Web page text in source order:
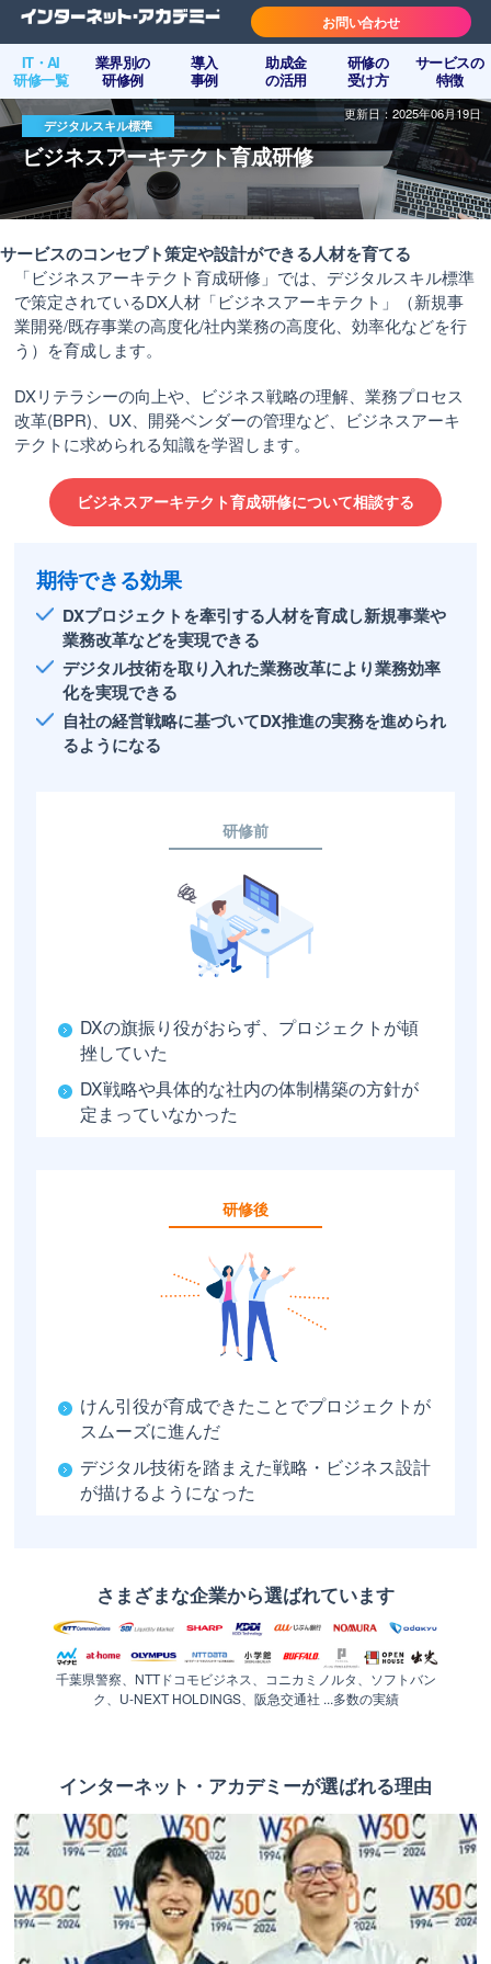
IT・AI
研修一覧
業界別の
研修例
導入
事例
助成金
の活用
研修の
受け方
サービスの
特徴
お問い合わせ
更新日：2025年06月19日
デジタルスキル標準
ビジネスアーキテクト育成研修
サービスのコンセプト策定や設計ができる人材を育てる
「ビジネスアーキテクト育成研修」では、デジタルスキル標準
で策定されているDX人材「ビジネスアーキテクト」（新規事
業開発/既存事業の高度化/社内業務の高度化、効率化などを行
う）を育成します。
DXリテラシーの向上や、ビジネス戦略の理解、業務プロセス
改革(BPR)、UX、開発ベンダーの管理など、ビジネスアーキ
テクトに求められる知識を学習します。
ビジネスアーキテクト育成研修について相談する
期待できる効果
DXプロジェクトを牽引する人材を育成し新規事業や
業務改革などを実現できる
デジタル技術を取り入れた業務改革により業務効率
化を実現できる
自社の経営戦略に基づいてDX推進の実務を進められ
るようになる
研修前
DXの旗振り役がおらず、プロジェクトが頓
挫していた
DX戦略や具体的な社内の体制構築の方針が
定まっていなかった
研修後
けん引役が育成できたことでプロジェクトが
スムーズに進んだ
デジタル技術を踏まえた戦略・ビジネス設計
が描けるようになった
さまざまな企業から選ばれています
千葉県警察、NTTドコモビジネス、コニカミノルタ、ソフトバン
ク、U-NEXT HOLDINGS、阪急交通社 ...多数の実績
インターネット・アカデミーが選ばれる理由